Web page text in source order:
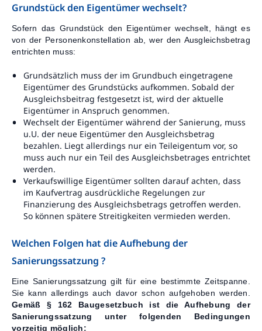
Grundstück den Eigentümer wechselt?
Sofern das Grundstück den Eigentümer wechselt, hängt es
von der Personenkonstellation ab, wer den Ausgleichsbetrag
entrichten muss:
Grundsätzlich muss der im Grundbuch eingetragene
Eigentümer des Grundstücks aufkommen. Sobald der
Ausgleichsbeitrag festgesetzt ist, wird der aktuelle
Eigentümer in Anspruch genommen.
Wechselt der Eigentümer während der Sanierung, muss
u.U. der neue Eigentümer den Ausgleichsbetrag
bezahlen. Liegt allerdings nur ein Teileigentum vor, so
muss auch nur ein Teil des Ausgleichsbetrages entrichtet
werden.
Verkaufswillige Eigentümer sollten darauf achten, dass
im Kaufvertrag ausdrückliche Regelungen zur
Finanzierung des Ausgleichsbetrags getroffen werden.
So können spätere Streitigkeiten vermieden werden.
Welchen Folgen hat die Aufhebung der
Sanierungssatzung ?
Eine Sanierungssatzung gilt für eine bestimmte Zeitspanne.
Sie kann allerdings auch davor schon aufgehoben werden.
Gemäß § 162 Baugesetzbuch ist die Aufhebung der
Sanierungssatzung unter folgenden Bedingungen
vorzeitig möglich: